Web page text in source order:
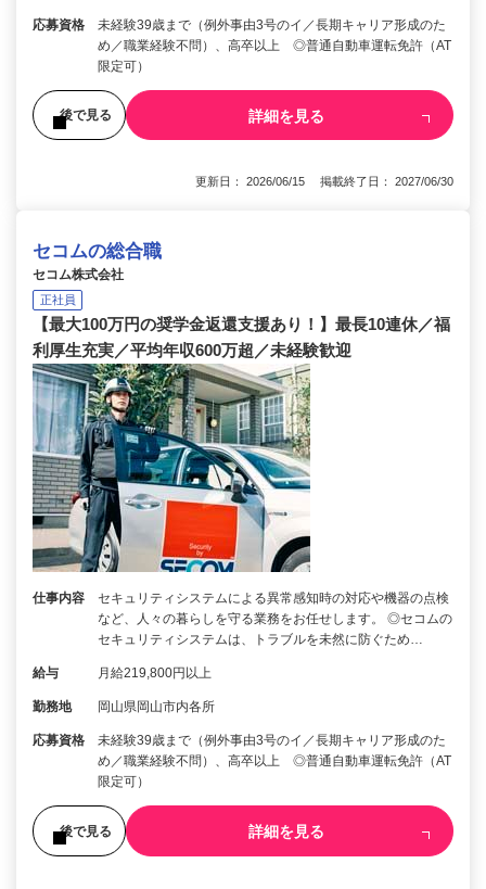
応募資格
未経験39歳まで（例外事由3号のイ／長期キャリア形成のた
め／職業経験不問）、高卒以上 ◎普通自動車運転免許（AT
限定可）
後で見る 詳細を見る
更新日： 2026/06/15 掲載終了日： 2027/06/30
セコムの総合職
セコム株式会社
正社員
【最大100万円の奨学金返還支援あり！】最長10連休／福
利厚生充実／平均年収600万超／未経験歓迎
仕事内容
セキュリティシステムによる異常感知時の対応や機器の点検
など、人々の暮らしを守る業務をお任せします。 ◎セコムの
セキュリティシステムは、トラブルを未然に防ぐため…
給与 月給219,800円以上
勤務地 岡山県岡山市内各所
応募資格
未経験39歳まで（例外事由3号のイ／長期キャリア形成のた
め／職業経験不問）、高卒以上 ◎普通自動車運転免許（AT
限定可）
後で見る 詳細を見る